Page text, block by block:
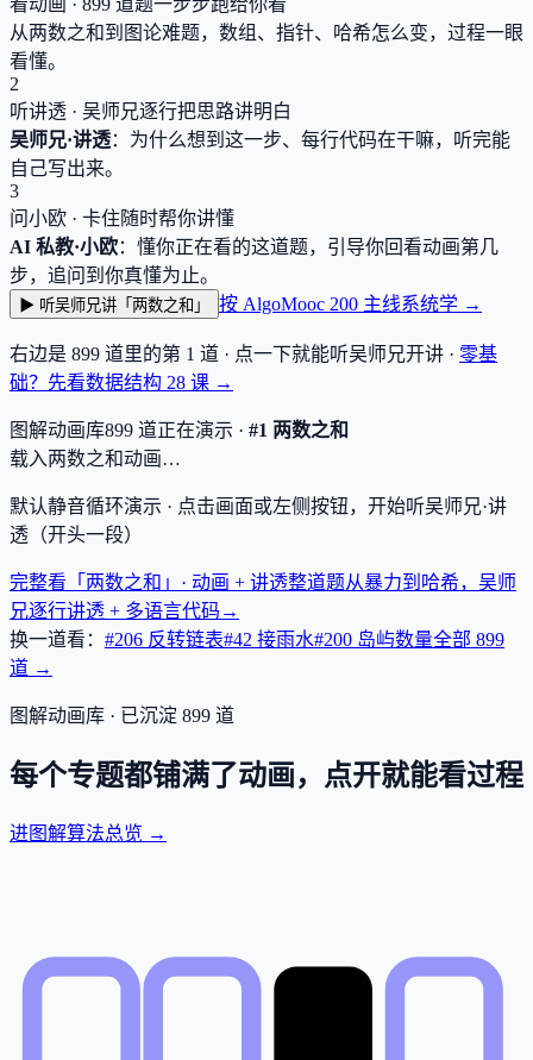
从两数之和到图论难题，数组、指针、哈希怎么变，过程一眼
看懂。
2
听讲透 · 吴师兄逐行把思路讲明白
吴师兄·讲透：为什么想到这一步、每行代码在干嘛，听完能
自己写出来。
3
问小欧 · 卡住随时帮你讲懂
AI 私教·小欧：懂你正在看的这道题，引导你回看动画第几
步，追问到你真懂为止。
▶ 听吴师兄讲「两数之和」 按 AlgoMooc 200 主线系统学 →
右边是 899 道里的第 1 道 · 点一下就能听吴师兄开讲 · 零基
础？先看数据结构 28 课 →
图解动画库899 道正在演示 · #1 两数之和
载入两数之和动画…
默认静音循环演示 · 点击画面或左侧按钮，开始听吴师兄·讲
透（开头一段）
完整看「两数之和」· 动画 + 讲透整道题从暴力到哈希，吴师
兄逐行讲透 + 多语言代码 →
换一道看： #206 反转链表#42 接雨水#200 岛屿数量全部 899
道 →
图解动画库 · 已沉淀 899 道
每个专题都铺满了动画，点开就能看过程
进图解算法总览 →